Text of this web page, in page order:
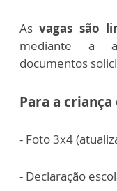
As vagas são
mediante a
documentos
Para a
- Foto 3x4
- Declaração